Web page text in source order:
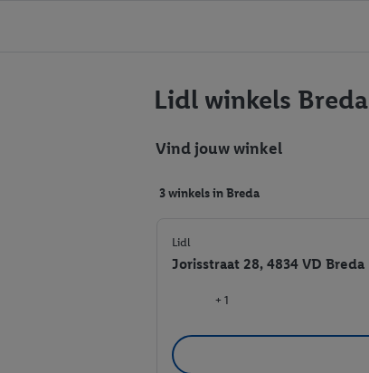
Lidl winkels Breda
Vind jouw winkel
3 winkels in Breda
Lidl
Jorisstraat 28, 4834 VD Breda
+ 1